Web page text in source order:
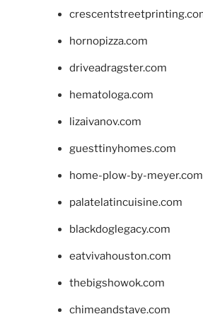
hornopizza.com
driveadragster.com
hematologa.com
lizaivanov.com
guesttinyhomes.com
home-plow-by-meyer.com
palatelatincuisine.com
blackdoglegacy.com
eatvivahouston.com
thebigshowok.com
chimeandstave.com